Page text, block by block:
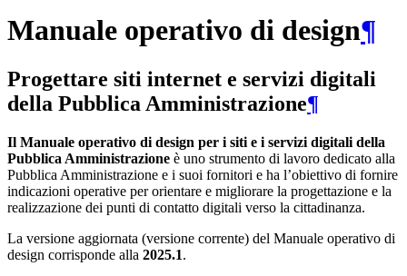
Manuale operativo di design¶
Progettare siti internet e servizi digitali
della Pubblica Amministrazione¶
Il Manuale operativo di design per i siti e i servizi digitali della
Pubblica Amministrazione è uno strumento di lavoro dedicato alla
Pubblica Amministrazione e i suoi fornitori e ha l’obiettivo di fornire
indicazioni operative per orientare e migliorare la progettazione e la
realizzazione dei punti di contatto digitali verso la cittadinanza.
La versione aggiornata (versione corrente) del Manuale operativo di
design corrisponde alla 2025.1.